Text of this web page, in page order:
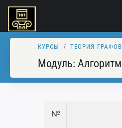
КУРСЫ ТЕОРИЯ ГРАФОВ
Модуль:
№